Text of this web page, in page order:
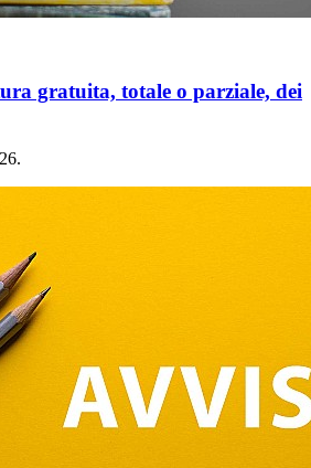
gratuita, totale o parziale, dei